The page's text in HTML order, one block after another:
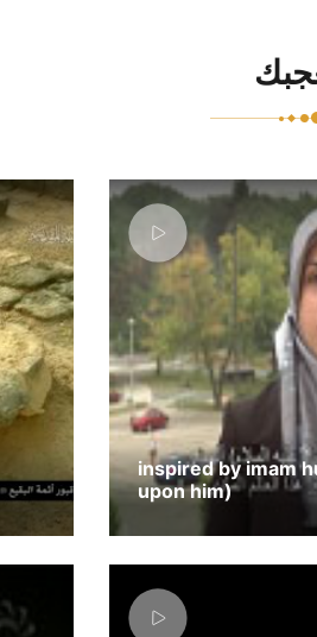
inspired by imam
upon him)